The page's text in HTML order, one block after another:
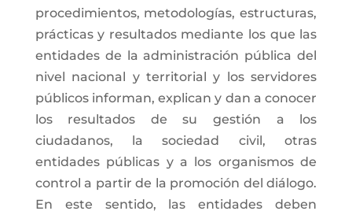
procedimientos, metodologías, estructuras,
prácticas y resultados mediante los que las
entidades de la administración pública del
nivel nacional y territorial y los servidores
públicos informan, explican y dan a conocer
los resultados de su gestión a los
ciudadanos, la sociedad civil, otras
entidades públicas y a los organismos de
control a partir de la promoción del diálogo.
En este sentido, las entidades deben